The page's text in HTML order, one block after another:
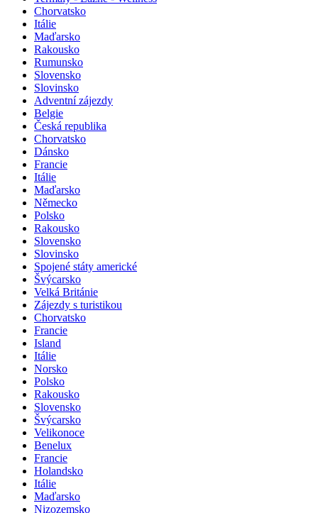
Chorvatsko
Itálie
Maďarsko
Rakousko
Rumunsko
Slovensko
Slovinsko
Adventní zájezdy
Belgie
Česká republika
Chorvatsko
Dánsko
Francie
Itálie
Maďarsko
Německo
Polsko
Rakousko
Slovensko
Slovinsko
Spojené státy americké
Švýcarsko
Velká Británie
Zájezdy s turistikou
Chorvatsko
Francie
Island
Itálie
Norsko
Polsko
Rakousko
Slovensko
Švýcarsko
Velikonoce
Benelux
Francie
Holandsko
Itálie
Maďarsko
Nizozemsko